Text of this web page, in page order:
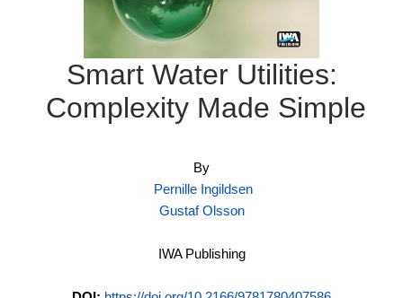
Smart Water Utilities:
Complexity Made Simple
By
Pernille Ingildsen
Gustaf Olsson
IWA Publishing